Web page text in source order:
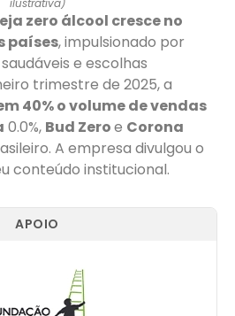
ilustrativa)
zero álcool cresce no
países, impulsionado por
e escolhas
trimestre de 2025, a
40% o volume de vendas
0.0%, Bud Zeroe Corona
A empresa divulgou o
conteúdo institucional.
APOIO